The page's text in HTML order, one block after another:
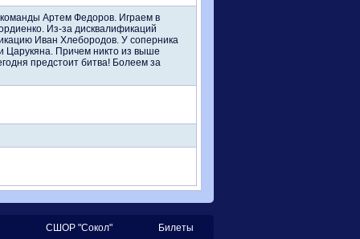
Артем Федоров. Играем в
Из-за дисквалификаций
Иван Хлебородов. У соперника
Царукяна. Причем никто из выше
предстоит битва! Болеем за
СШОР "Сокол" Билеты